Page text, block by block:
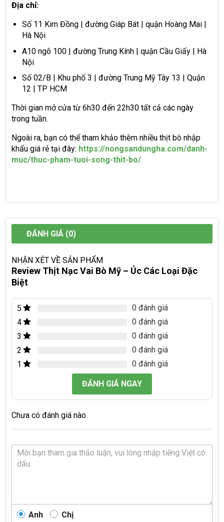
Địa chỉ:
Số 11 Kim Đồng | đường Giáp Bát | quận Hoàng Mai |
Hà Nội
A10 ngõ 100 | đường Trung Kính | quận Cầu Giấy | Hà
Nội
Số 02/B | Khu phố 3 | đường Trung Mỹ Tây 13 | Quận
12 | TP HCM
Thời gian mở cửa từ 6h30 đến 22h30 tất cả các ngày
trong tuần.
Ngoài ra, bạn có thể tham khảo thêm nhiều thịt bò nhập
khẩu giá rẻ tại đây: https://nongsandungha.com/danh-
muc/thuc-pham-tuoi-song-thit-bo/
ĐÁNH GIÁ (0)
NHẬN XÉT VỀ SẢN PHẨM
Review Thịt Nạc Vai Bò Mỹ – Úc Các Loại Đặc
Biệt
5
0 đánh giá
4
0 đánh giá
3
0 đánh giá
2
0 đánh giá
1
0 đánh giá
ĐÁNH GIÁ NGAY
Chưa có đánh giá nào.
Anh Chị